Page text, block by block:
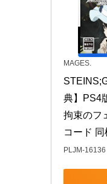
MAGES.
典】PS4
拘束のフ
コード
PLJM-16136